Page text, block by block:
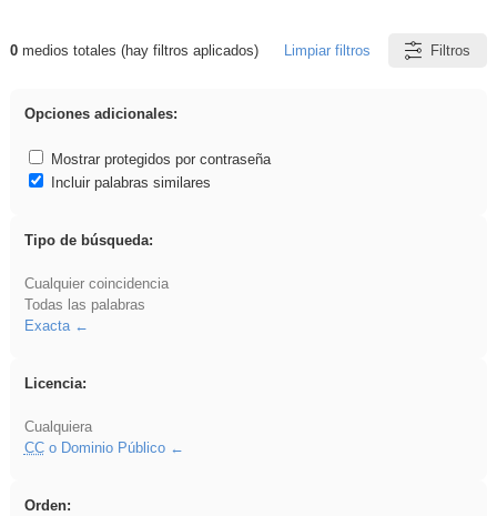
Resultados de: carrocero
0medios totales (hay filtros aplicados) Limpiar filtros Filtros
Opciones adicionales:
Mostrar protegidos por contraseña
Incluir palabras similares
Tipo de búsqueda:
Cualquier coincidencia
Todas las palabras
Exacta
Licencia:
Cualquiera
CCo Dominio Público
Orden: